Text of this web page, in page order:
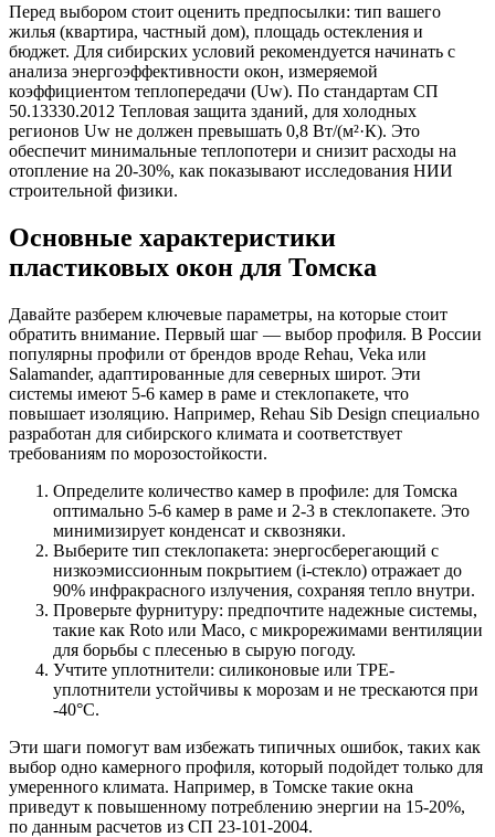
Перед выбором стоит оценить предпосылки: тип вашего
жилья (квартира, частный дом), площадь остекления и
бюджет. Для сибирских условий рекомендуется начинать с
анализа энергоэффективности окон, измеряемой
коэффициентом теплопередачи (Uw). По стандартам СП
50.13330.2012 Тепловая защита зданий, для холодных
регионов Uw не должен превышать 0,8 Вт/(м²·К). Это
обеспечит минимальные теплопотери и снизит расходы на
отопление на 20-30%, как показывают исследования НИИ
строительной физики.
Основные характеристики
пластиковых окон для Томска
Давайте разберем ключевые параметры, на которые стоит
обратить внимание. Первый шаг — выбор профиля. В России
популярны профили от брендов вроде Rehau, Veka или
Salamander, адаптированные для северных широт. Эти
системы имеют 5-6 камер в раме и стеклопакете, что
повышает изоляцию. Например, Rehau Sib Design специально
разработан для сибирского климата и соответствует
требованиям по морозостойкости.
Определите количество камер в профиле: для Томска
оптимально 5-6 камер в раме и 2-3 в стеклопакете. Это
минимизирует конденсат и сквозняки.
Выберите тип стеклопакета: энергосберегающий с
низкоэмиссионным покрытием (i-стекло) отражает до
90% инфракрасного излучения, сохраняя тепло внутри.
Проверьте фурнитуру: предпочтите надежные системы,
такие как Roto или Maco, с микрорежимами вентиляции
для борьбы с плесенью в сырую погоду.
Учтите уплотнители: силиконовые или TPE-
уплотнители устойчивы к морозам и не трескаются при
-40°C.
Эти шаги помогут вам избежать типичных ошибок, таких как
выбор одно камерного профиля, который подойдет только для
умеренного климата. Например, в Томске такие окна
приведут к повышенному потреблению энергии на 15-20%,
по данным расчетов из СП 23-101-2004.